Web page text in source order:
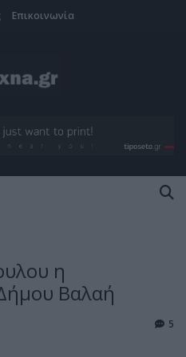
Επικοινωνία
η
Βαλαή
5